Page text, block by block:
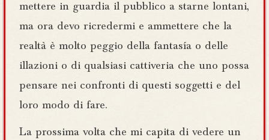
mettere in guardia il pubblico a starne lontani,
ma ora devo ricredermi e ammettere che la
realtà è molto peggio della fantasía o delle
illazioni o di qualsiasi cattiveria che uno possa
pensare nei confronti di questi soggetti e del
loro modo di fare.
La prossima volta che mi capita di vedere un